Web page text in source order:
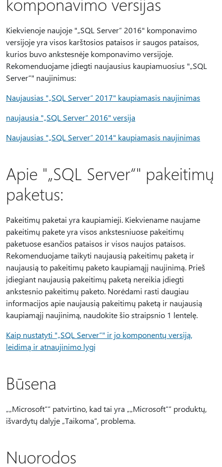
Kiekvienoje naujoje "„SQL Server“ 2016" komponavimo
versijoje yra visos karštosios pataisos ir saugos pataisos,
kurios buvo ankstesnėje komponavimo versijoje.
Rekomenduojame įdiegti naujausius kaupiamuosius "„SQL
Server“" naujinimus:
Naujausias "„SQL Server“ 2017" kaupiamasis naujinimas
naujausia "„SQL Server“ 2016" versija
Naujausias "„SQL Server“ 2014" kaupiamasis naujinimas
Apie "„SQL Server“" pakeitimų
paketus:
Pakeitimų paketai yra kaupiamieji. Kiekviename naujame
pakeitimų pakete yra visos ankstesniuose pakeitimų
paketuose esančios pataisos ir visos naujos pataisos.
Rekomenduojame taikyti naujausią pakeitimų paketą ir
naujausią to pakeitimų paketo kaupiamąjį naujinimą. Prieš
įdiegiant naujausią pakeitimų paketą nereikia įdiegti
ankstesnio pakeitimų paketo. Norėdami rasti daugiau
informacijos apie naujausią pakeitimų paketą ir naujausią
kaupiamąjį naujinimą, naudokite šio straipsnio 1 lentelę.
Kaip nustatyti "„SQL Server“" ir jo komponentų versiją,
leidimą ir atnaujinimo lygį
Būsena
„„Microsoft““ patvirtino, kad tai yra „„Microsoft““ produktų,
išvardytų dalyje „Taikoma“, problema.
Nuorodos